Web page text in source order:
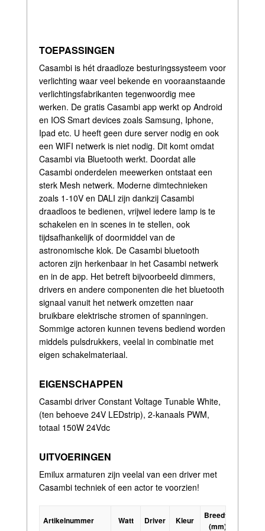
TOEPASSINGEN
Casambi is hét draadloze besturingssysteem voor
verlichting waar veel bekende en vooraanstaande
verlichtingsfabrikanten tegenwoordig mee
werken. De gratis Casambi app werkt op Android
en IOS Smart devices zoals Samsung, Iphone,
Ipad etc. U heeft geen dure server nodig en ook
een WIFI netwerk is niet nodig. Dit komt omdat
Casambi via Bluetooth werkt. Doordat alle
Casambi onderdelen meewerken ontstaat een
sterk Mesh netwerk. Moderne dimtechnieken
zoals 1-10V en DALI zijn dankzij Casambi
draadloos te bedienen, vrijwel iedere lamp is te
schakelen en in scenes in te stellen, ook
tijdsafhankelijk of doormiddel van de
astronomische klok. De Casambi bluetooth
actoren zijn herkenbaar in het Casambi netwerk
en in de app. Het betreft bijvoorbeeld dimmers,
drivers en andere componenten die het bluetooth
signaal vanuit het netwerk omzetten naar
bruikbare elektrische stromen of spanningen.
Sommige actoren kunnen tevens bediend worden
middels pulsdrukkers, veelal in combinatie met
eigen schakelmateriaal.
EIGENSCHAPPEN
Casambi driver Constant Voltage Tunable White,
(ten behoeve 24V LEDstrip), 2-kanaals PWM,
totaal 150W 24Vdc
UITVOERINGEN
Emilux armaturen zijn veelal van een driver met
Casambi techniek of een actor te voorzien!
Artikelnummer Watt Driver Kleur
Breedte
(mm)